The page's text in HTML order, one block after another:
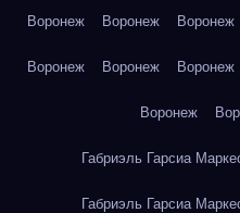
Воронеж Воронеж Воронеж
Воронеж Воронеж Воронеж
Воронеж
Габриэль Гарсиа
Габриэль Гарсиа